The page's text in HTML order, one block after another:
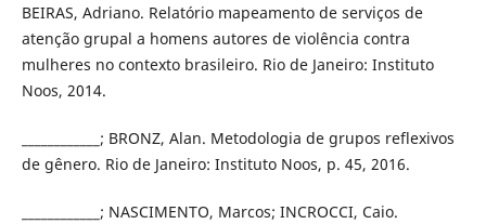
BEIRAS, Adriano. Relatório mapeamento de serviços de
atenção grupal a homens autores de violência contra
mulheres no contexto brasileiro. Rio de Janeiro: Instituto
Noos, 2014.
____________; BRONZ, Alan. Metodologia de grupos reflexivos
de gênero. Rio de Janeiro: Instituto Noos, p. 45, 2016.
____________; NASCIMENTO, Marcos; INCROCCI, Caio.